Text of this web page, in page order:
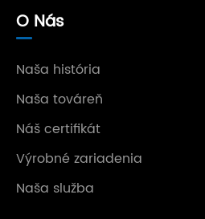
O Nás
Naša história
Naša továreň
Náš certifikát
Výrobné zariadenia
Naša služba